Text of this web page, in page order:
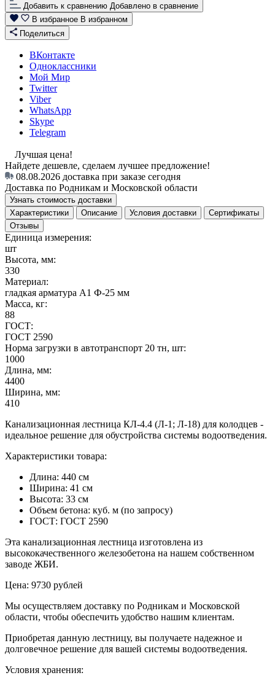
Добавить к сравнению Добавлено в сравнение
В избранное В избранном
Поделиться
ВКонтакте
Одноклассники
Мой Мир
Twitter
Viber
WhatsApp
Skype
Telegram
Лучшая цена!
Найдете дешевле, сделаем лучшее предложение!
08.08.2026 доставка при заказе сегодня
Доставка по Родникам и Московской области
Узнать стоимость доставки
Характеристики
Описание Условия доставки
Сертификаты
Отзывы
Единица измерения:
шт
Высота, мм:
330
Материал:
гладкая арматура А1 Ф-25 мм
Масса, кг:
88
ГОСТ:
ГОСТ 2590
Норма загрузки в автотранспорт 20 тн, шт:
1000
Длина, мм:
4400
Ширина, мм:
410
Канализационная лестница КЛ-4.4 (Л-1; Л-18) для колодцев -
идеальное решение для обустройства системы водоотведения.
Характеристики товара:
Длина: 440 см
Ширина: 41 см
Высота: 33 см
Объем бетона: куб. м (по запросу)
ГОСТ: ГОСТ 2590
Эта канализационная лестница изготовлена из
высококачественного железобетона на нашем собственном
заводе ЖБИ.
Цена: 9730 рублей
Мы осуществляем доставку по Родникам и Московской
области, чтобы обеспечить удобство нашим клиентам.
Приобретая данную лестницу, вы получаете надежное и
долговечное решение для вашей системы водоотведения.
Условия хранения: